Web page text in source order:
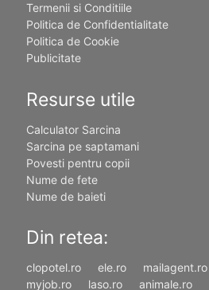
Termenii si Conditiile
Politica de Confidentialitate
Politica de Cookie
Publicitate
Resurse utile
Calculator Sarcina
Sarcina pe saptamani
Povesti pentru copii
Nume de fete
Nume de baieti
Din retea:
clopotel.ro ele.ro mailagent.ro
myjob.ro
laso.ro animale.ro